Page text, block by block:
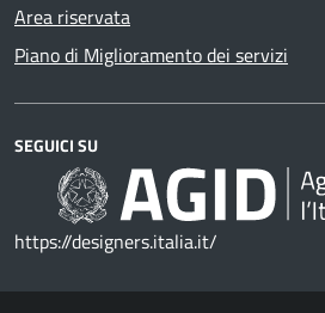
Area riservata
Piano di Miglioramento dei servizi
SEGUICI SU
https://designers.italia.it/